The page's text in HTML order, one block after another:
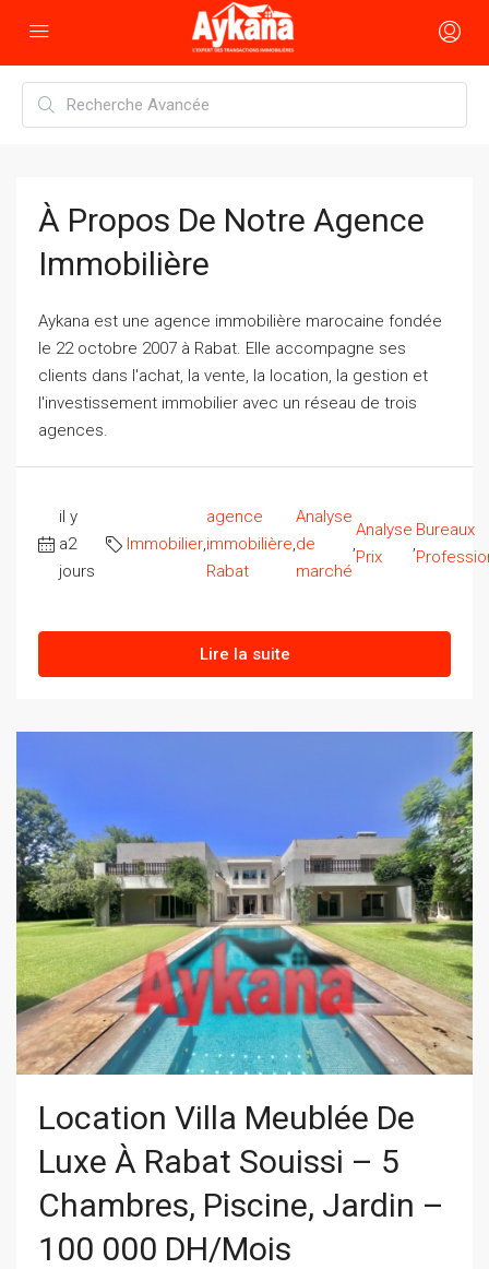
À Propos De Notre Agence
Immobilière
Aykana est une agence immobilière marocaine fondée
le 22 octobre 2007 à Rabat. Elle accompagne ses
clients dans l'achat, la vente, la location, la gestion et
l'investissement immobilier avec un réseau de trois
agences.
il y
a2
jours
Immobilier
agence
immobilière
Rabat
Analyse
de
marché
Analyse
Prix
Bureaux
Lire la suite
Location Villa Meublée De
Luxe À Rabat Souissi – 5
Chambres, Piscine, Jardin –
100 000 DH/mois